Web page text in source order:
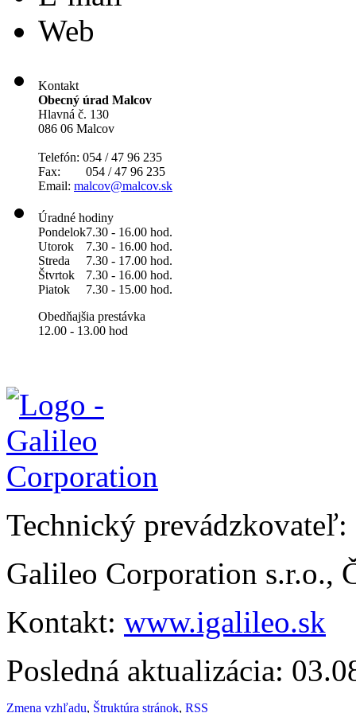
Web
Kontakt
Obecný úrad Malcov
Hlavná č. 130
086 06 Malcov
Telefón: 054 / 47 96 235
Fax: 054 / 47 96 235
Email: malcov@malcov.sk
Úradné hodiny
Pondelok7.30 - 16.00 hod.
Utorok
7.30 - 16.00 hod.
Streda
7.30 - 17.00 hod.
Štvrtok
7.30 - 16.00 hod.
Piatok
7.30 - 15.00 hod.
Obedňajšia prestávka
12.00 - 13.00 hod
Technický prevádzkovateľ:
Galileo Corporation s.r.o.,
Kontakt: www.igalileo.sk
Posledná aktualizácia:
Zmena vzhľadu, Štruktúra stránok, RSS